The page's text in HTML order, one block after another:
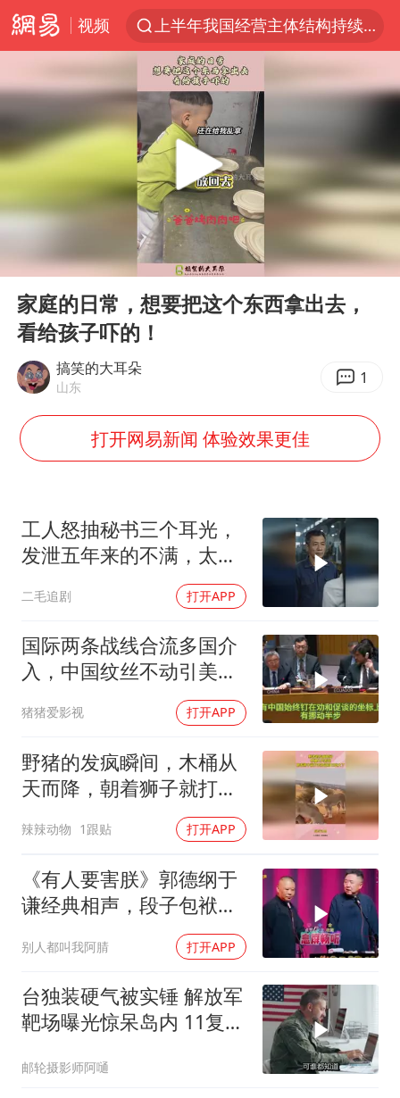
视频
上半年我国经营主体结构持续优化
白海豚登陆强度略强于巴威
《披荆斩棘2026》阵容官宣
杭州机场已取消航班388架次
浙江省委书记：该停下的坚决停下来
中国籍豪华游艇富商之子在泰国被杀
美将每月供乌爱国者拦截导弹
白海豚北上或致京津冀暴雨
《龙餐馆》 冲奖
构建更高水平的全民健身公共服务体系
韩军前线部队连曝丑闻
奋力开创中国式现代化建设新局面
Play
00:00
家庭的日常，想要把这个东西拿出去，
看给孩子吓的！
搞笑的大耳朵
山东 1
打开网易新闻 体验效果更佳
工人怒抽秘书三个耳光，
发泄五年来的不满，太解
二毛追剧 打开APP
国际两条战线合流多国介
入，中国纹丝不动引美方
猪猪爱影视 打开APP
野猪的发疯瞬间，木桶从
天而降，朝着狮子就打去
辣辣动物 1跟贴 打开APP
《有人要害朕》郭德纲于
谦经典相声，段子包袱满
别人都叫我阿腈 打开APP
台独装硬气被实锤 解放军
靶场曝光惊呆岛内 11复刻
邮轮摄影师阿嗵